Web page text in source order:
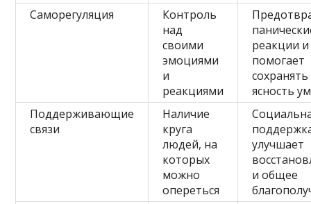
Саморегуляция
Контроль
над
своими
эмоциями
и
реакциями
реакции и
помогает
сохранять
ясность
Поддерживающие
связи
Наличие
круга
людей, на
которых
можно
опереться
улучшает
и общее